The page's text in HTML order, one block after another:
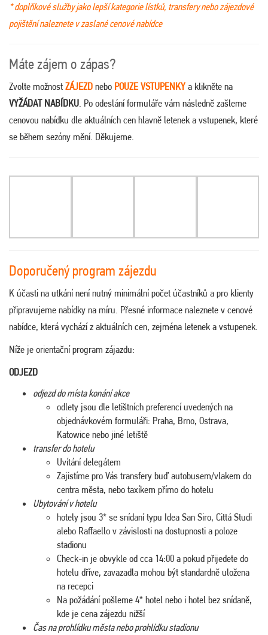
* doplňkové služby jako lepší kategorie lístků, transfery nebo zájezdové
pojištění naleznete v zaslané cenové nabídce
Máte zájem o zápas?
Zvolte možnost ZÁJEZD nebo POUZE VSTUPENKY a klikněte na
VYŽÁDAT NABÍDKU. Po odeslání formuláře vám následně zašleme
cenovou nabídku dle aktuálních cen hlavně letenek a vstupenek, které
se během sezóny mění. Děkujeme.
Doporučený program zájezdu
K účasti na utkání není nutný minimální počet účastníků a pro klienty
připravujeme nabídky na míru. Přesné informace naleznete v cenové
nabídce, která vychází z aktuálních cen, zejména letenek a vstupenek.
Níže je orientační program zájazdu:
ODJEZD
odjezd do místa konání akce
odlety jsou dle letištních preferencí uvedených na
objednávkovém formuláři: Praha, Brno, Ostrava,
Katowice nebo jiné letiště
transfer do hotelu
Uvítání delegátem
Zajistíme pro Vás transfery buď autobusem/vlakem do
centra města, nebo taxíkem přímo do hotelu
Ubytování v hotelu
hotely jsou 3* se snídaní typu Idea San Siro, Cittá Studi
alebo Raffaello v závislosti na dostupnosti a poloze
stadionu
Check-in je obvykle od cca 14:00 a pokud přijedete do
hotelu dříve, zavazadla mohou být standardně uložena
na recepci
Na požádání pošleme 4* hotel nebo i hotel bez snídaně,
kde je cena zájezdu nižší
Čas na prohlídku města nebo prohlídku stadionu